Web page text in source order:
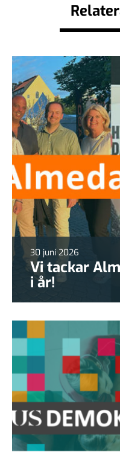
30 juni 2026
Vi tackar
i år!